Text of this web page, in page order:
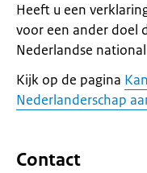
Heeft u een
voor een ander doel
Nederlandse
Kijk op de pagina
Nederlanderschap
Contact